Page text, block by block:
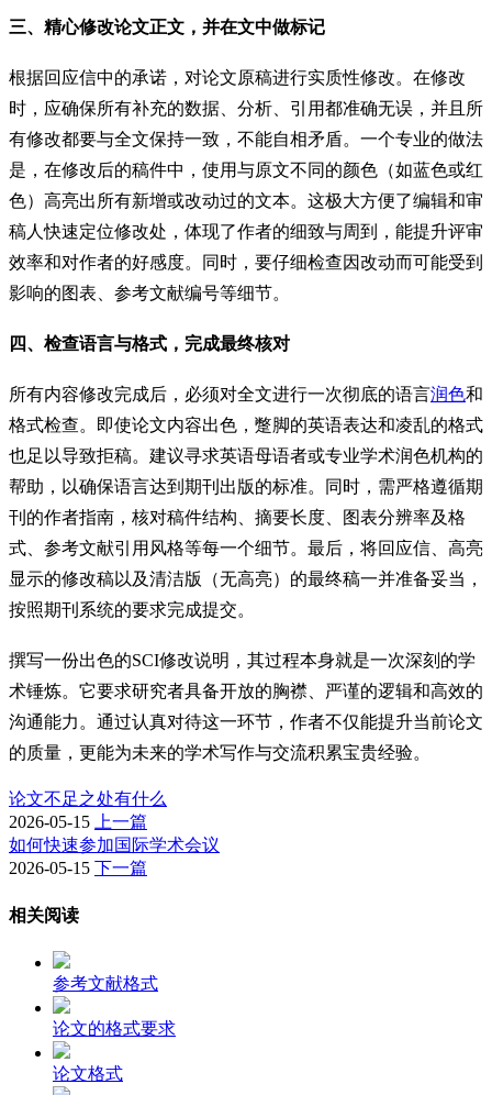
三、精心修改论文正文，并在文中做标记
根据回应信中的承诺，对论文原稿进行实质性修改。在修改
时，应确保所有补充的数据、分析、引用都准确无误，并且所
有修改都要与全文保持一致，不能自相矛盾。一个专业的做法
是，在修改后的稿件中，使用与原文不同的颜色（如蓝色或红
色）高亮出所有新增或改动过的文本。这极大方便了编辑和审
稿人快速定位修改处，体现了作者的细致与周到，能提升评审
效率和对作者的好感度。同时，要仔细检查因改动而可能受到
影响的图表、参考文献编号等细节。
四、检查语言与格式，完成最终核对
所有内容修改完成后，必须对全文进行一次彻底的语言润色和
格式检查。即使论文内容出色，蹩脚的英语表达和凌乱的格式
也足以导致拒稿。建议寻求英语母语者或专业学术润色机构的
帮助，以确保语言达到期刊出版的标准。同时，需严格遵循期
刊的作者指南，核对稿件结构、摘要长度、图表分辨率及格
式、参考文献引用风格等每一个细节。最后，将回应信、高亮
显示的修改稿以及清洁版（无高亮）的最终稿一并准备妥当，
按照期刊系统的要求完成提交。
撰写一份出色的SCI修改说明，其过程本身就是一次深刻的学
术锤炼。它要求研究者具备开放的胸襟、严谨的逻辑和高效的
沟通能力。通过认真对待这一环节，作者不仅能提升当前论文
的质量，更能为未来的学术写作与交流积累宝贵经验。
论文不足之处有什么
2026-05-15 上一篇
如何快速参加国际学术会议
2026-05-15 下一篇
相关阅读
参考文献格式
论文的格式要求
论文格式